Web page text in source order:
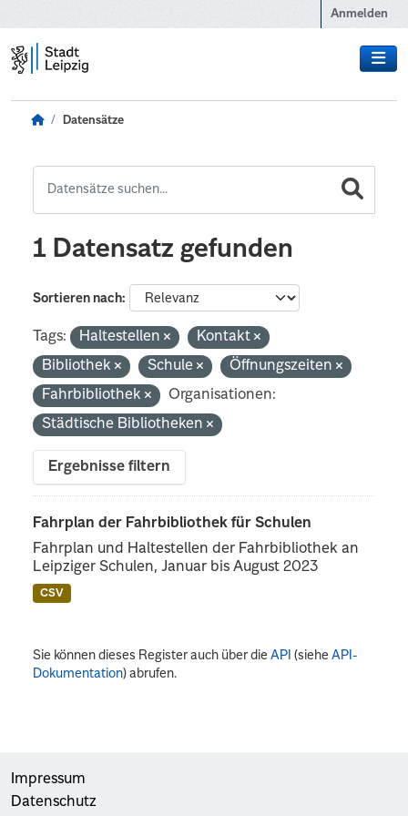
Anmelden
Datensätze
1 Datensatz gefunden
Sortieren nach
Tags: Haltestellen
Kontakt
Bibliothek
Schule
Öffnungszeiten
Fahrbibliothek
Organisationen:
Städtische Bibliotheken
Ergebnisse filtern
Fahrplan der Fahrbibliothek für Schulen
Fahrplan und Haltestellen der Fahrbibliothek an
Leipziger Schulen, Januar bis August 2023
CSV
Sie können dieses Register auch über dieAPI (sieheAPI-
Dokumentation) abrufen.
Impressum
Datenschutz